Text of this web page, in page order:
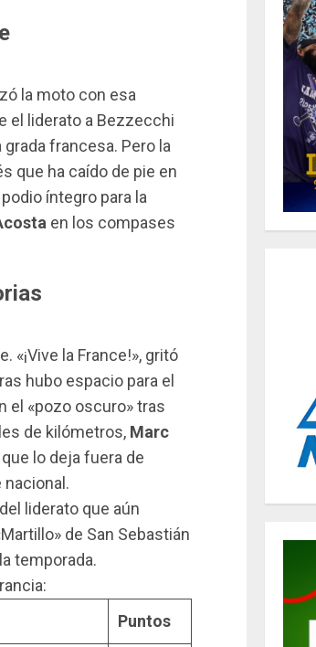
la moto con esa
el liderato a Bezzecchi
francesa. Pero la
que ha caído de pie en
íntegro para la
en los compases
«¡Vive la France!», gritó
hubo espacio para el
el «pozo oscuro» tras
de kilómetros, Marc
lo deja fuera de
liderato que aún
de San Sebastián
temporada.
Puntos